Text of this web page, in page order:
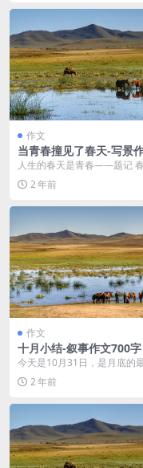
作文
当青春撞见了春天-写景
200字 高一作文范文
人生的春天是青春——题记
大自然万物复苏，绿意盎然。
春，少年的活泼勇敢，...
2 年前
作文
十月小结-叙事作文700字
作文范文
今天是10月31日，是月底的
天。因为前几天忘了完成的一
务，心情一直有些...
2 年前